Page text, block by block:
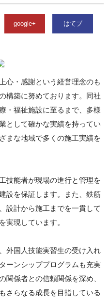
google+ はてブ
心・感謝という経営理念のも
構築に努めております。同社
・福祉施設に至るまで、多様
として確かな実績を持ってい
まな地域で多くの施工実績を
技能者が現場の進行と管理を
設を保証します。また、鉄筋
設計から施工までを一貫して
実現しています。
外国人技能実習生の受け入れ
ーンシッププログラムも充実
関係者との信頼関係を深め、
さらなる成長を目指している